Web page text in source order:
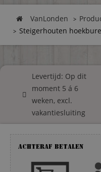
VanLonden
Steigerhouten
Levertijd: Op dit
moment 5 á 6
weken, excl.
vakantiesluiting
Achteraf betalen